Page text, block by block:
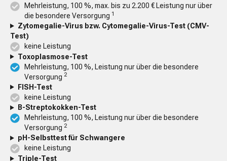
Mehrleistung, 100 %, max. bis zu 2.200 € Leistung nur über
die besondere Versorgung 1
Zytomegalie-Virus bzw. Cytomegalie-Virus-Test (CMV-
Test)
keine Leistung
Toxoplasmose-Test
Mehrleistung, 100 %, Leistung nur über die besondere
Versorgung 2
FISH-Test
keine Leistung
B-Streptokokken-Test
Mehrleistung, 100 %, Leistung nur über die besondere
Versorgung 2
pH-Selbsttest für Schwangere
keine Leistung
Triple-Test